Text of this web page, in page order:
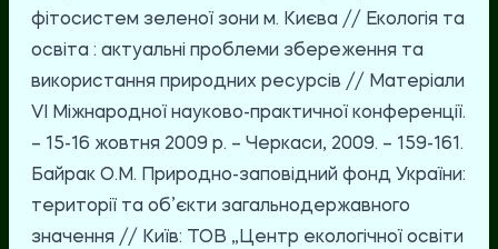
фітосистем зеленої зони м. Києва // Екологія та
освіта : актуальні проблеми збереження та
використання природних ресурсів // Матеріали
VI Міжнародної науково-практичної конференції.
– 15-16 жовтня 2009 р. – Черкаси, 2009. – 159-161.
Байрак О.М. Природно-заповідний фонд України:
території та об’єкти загальнодержавного
значення // Київ: ТОВ „Центр екологічної освіти